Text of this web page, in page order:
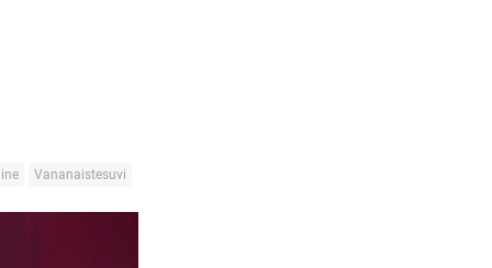
Vananaistesuvi